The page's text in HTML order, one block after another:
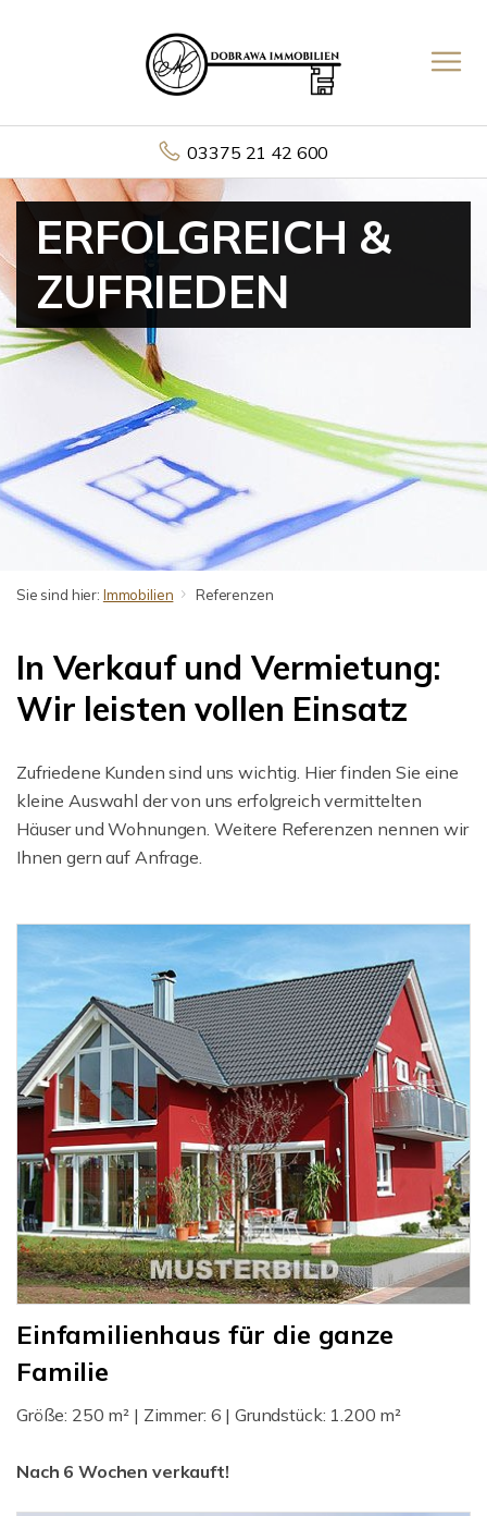
03375 21 42 600
ERFOLGREICH &
ZUFRIEDEN
Sie sind hier: Immobilien Referenzen
In Verkauf und Vermietung:
Wir leisten vollen Einsatz
Zufriedene Kunden sind uns wichtig. Hier finden Sie eine
kleine Auswahl der von uns erfolgreich vermittelten
Häuser und Wohnungen. Weitere Referenzen nennen wir
Ihnen gern auf Anfrage.
Einfamilienhaus für die ganze
Familie
Größe: 250 m² | Zimmer: 6 | Grundstück: 1.200 m²
Nach 6 Wochen verkauft!